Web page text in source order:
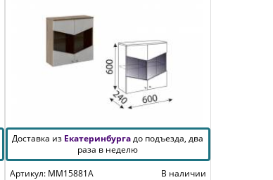
Доставка из Екатеринбургадо подъезда, два
раза в неделю
Артикул: MM15881A
В наличии